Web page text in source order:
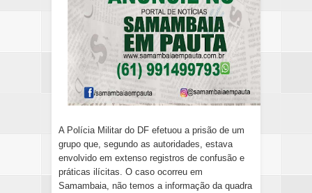
A Polícia Militar do DF efetuou a prisão de um
grupo que, segundo as autoridades, estava
envolvido em extenso registros de confusão e
práticas ilícitas. O caso ocorreu em
Samambaia, não temos a informação da quadra